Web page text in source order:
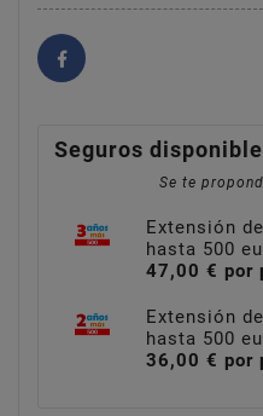
Seguros
Se te
Extensión
hasta 500
47,00 € por
Extensión
hasta 500
36,00 € por